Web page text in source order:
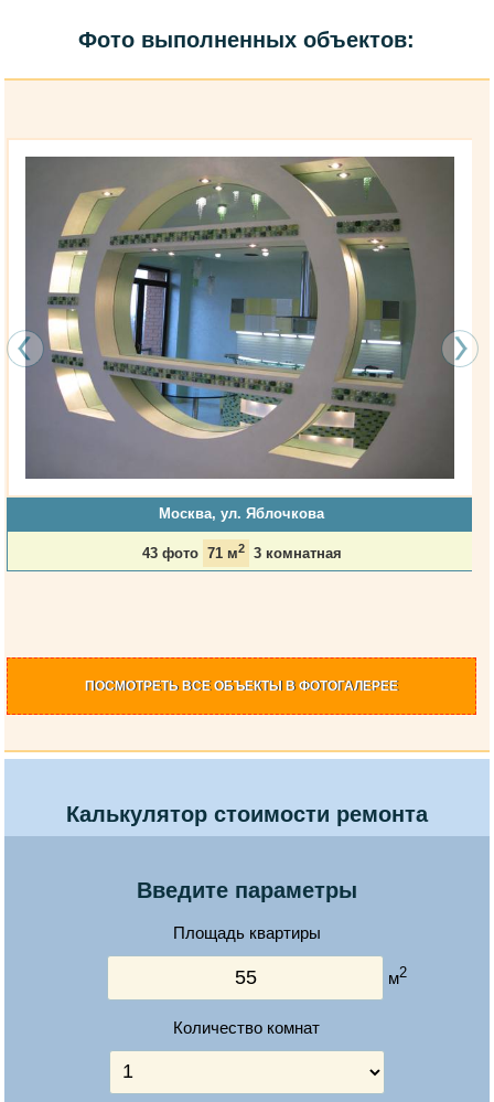
Фото выполненных объектов:
Москва, ул. Яблочкова
43 фото 71 м2 3 комнатная
ПОСМОТРЕТЬ ВСЕ ОБЪЕКТЫ В ФОТОГАЛЕРЕЕ
Калькулятор стоимости ремонта
Введите параметры
Площадь квартиры
м2
Количество комнат